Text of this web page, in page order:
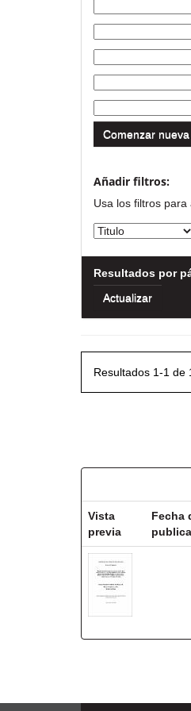
Comenzar
Añadir filtros:
Usa los filtros para
Resultados por
Resultados 1-1 de
Vista
previa
Fecha